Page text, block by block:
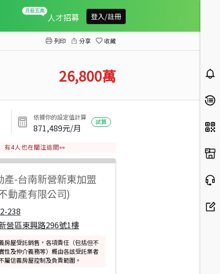
人才招募 登入/註冊
列印 分享 收藏
26,800萬
依據你的設定值計算
871,489元/月
試算
有4人也在關注這間👀
產-台南新營新東加盟
動產有限公司)
238
營區東興路296號1樓
房屋受託銷售，各項責任（包括但不
性及仲介義務等）概由各該受託業者
屬信義房屋控制及負責範圍。